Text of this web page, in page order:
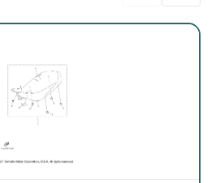
(гребные винты)